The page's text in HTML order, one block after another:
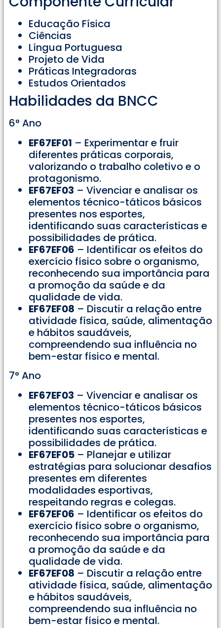
Educação Física
Ciências
Língua Portuguesa
Projeto de Vida
Práticas Integradoras
Estudos Orientados
Habilidades da BNCC
6° Ano
EF67EF01 – Experimentar e fruir
diferentes práticas corporais,
valorizando o trabalho coletivo e o
protagonismo.
EF67EF03 – Vivenciar e analisar os
elementos técnico-táticos básicos
presentes nos esportes,
identificando suas características e
possibilidades de prática.
EF67EF06 – Identificar os efeitos do
exercício físico sobre o organismo,
reconhecendo sua importância para
a promoção da saúde e da
qualidade de vida.
EF67EF08 – Discutir a relação entre
atividade física, saúde, alimentação
e hábitos saudáveis,
compreendendo sua influência no
bem-estar físico e mental.
7° Ano
EF67EF03 – Vivenciar e analisar os
elementos técnico-táticos básicos
presentes nos esportes,
identificando suas características e
possibilidades de prática.
EF67EF05 – Planejar e utilizar
estratégias para solucionar desafios
presentes em diferentes
modalidades esportivas,
respeitando regras e colegas.
EF67EF06 – Identificar os efeitos do
exercício físico sobre o organismo,
reconhecendo sua importância para
a promoção da saúde e da
qualidade de vida.
EF67EF08 – Discutir a relação entre
atividade física, saúde, alimentação
e hábitos saudáveis,
compreendendo sua influência no
bem-estar físico e mental.